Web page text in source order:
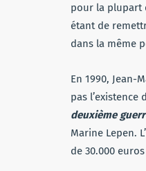
pour la plupart
étant de
dans la même
En 1990, Jean-
pas l’existence
deuxième
Marine Lepen.
de 30.000